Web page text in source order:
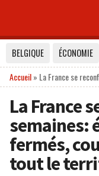
BELGIQUE ÉCONOMIE
Accueil» La France se
La France
semaines:
fermés,
tout le